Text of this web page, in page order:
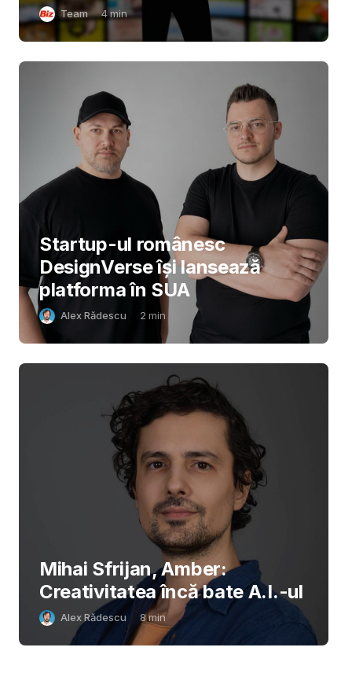
Team 4min
Startup-ul românesc
DesignVerse își lansează
platforma în SUA
Alex Rădescu 2 min
Mihai Sfrijan, Amber:
Creativitatea încă bate A.I.-ul
Alex Rădescu 8min